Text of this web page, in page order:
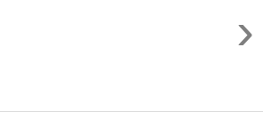
›